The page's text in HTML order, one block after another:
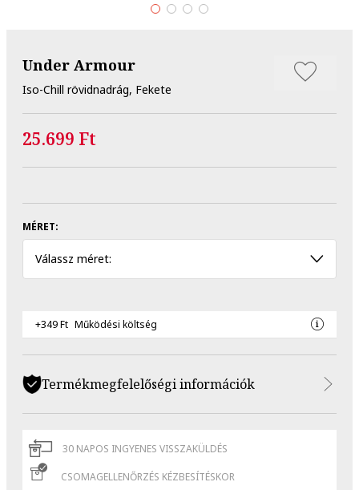
Under Armour
Iso-Chill rövidnadrág, Fekete
25.699 Ft
MÉRET:
Válassz méret:
+349 Ft Működési költség
Termékmegfelelőségi információk
30 NAPOS INGYENES VISSZAKÜLDÉS
CSOMAGELLENŐRZÉS KÉZBESÍTÉSKOR